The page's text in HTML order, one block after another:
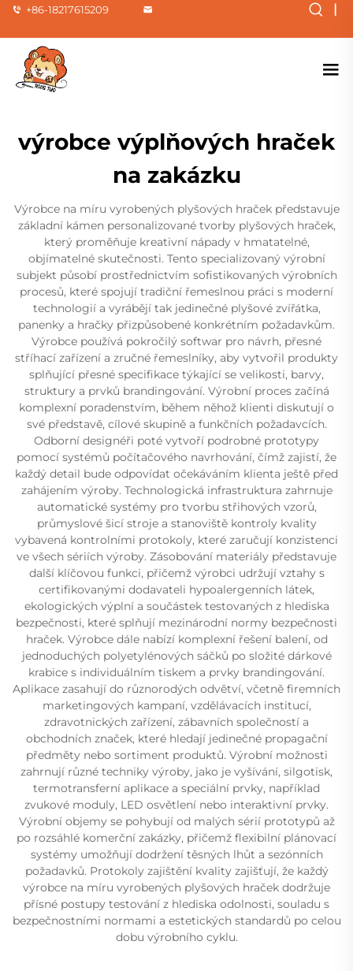
+86-18217615209 |
výrobce výplňových hraček
na zakázku
Výrobce na míru vyrobených plyšových hraček představuje
základní kámen personalizované tvorby plyšových hraček,
který proměňuje kreativní nápady v hmatatelné,
objímatelné skutečnosti. Tento specializovaný výrobní
subjekt působí prostřednictvím sofistikovaných výrobních
procesů, které spojují tradiční řemeslnou práci s moderní
technologií a vyrábějí tak jedinečné plyšové zvířátka,
panenky a hračky přizpůsobené konkrétním požadavkům.
Výrobce používá pokročilý softwar pro návrh, přesné
stříhací zařízení a zručné řemeslníky, aby vytvořil produkty
splňující přesné specifikace týkající se velikosti, barvy,
struktury a prvků brandingování. Výrobní proces začíná
komplexní poradenstvím, během něhož klienti diskutují o
své představě, cílové skupině a funkčních požadavcích.
Odborní designéři poté vytvoří podrobné prototypy
pomocí systémů počítačového navrhování, čímž zajistí, že
každý detail bude odpovídat očekáváním klienta ještě před
zahájením výroby. Technologická infrastruktura zahrnuje
automatické systémy pro tvorbu střihových vzorů,
průmyslové šicí stroje a stanoviště kontroly kvality
vybavená kontrolními protokoly, které zaručují konzistenci
ve všech sériích výroby. Zásobování materiály představuje
další klíčovou funkci, přičemž výrobci udržují vztahy s
certifikovanými dodavateli hypoalergenních látek,
ekologických výplní a součástek testovaných z hlediska
bezpečnosti, které splňují mezinárodní normy bezpečnosti
hraček. Výrobce dále nabízí komplexní řešení balení, od
jednoduchých polyetylénových sáčků po složité dárkové
krabice s individuálním tiskem a prvky brandingování.
Aplikace zasahují do různorodých odvětví, včetně firemních
marketingových kampaní, vzdělávacích institucí,
zdravotnických zařízení, zábavních společností a
obchodních značek, které hledají jedinečné propagační
předměty nebo sortiment produktů. Výrobní možnosti
zahrnují různé techniky výroby, jako je vyšívání, silgotisk,
termotransferní aplikace a speciální prvky, například
zvukové moduly, LED osvětlení nebo interaktivní prvky.
Výrobní objemy se pohybují od malých sérií prototypů až
po rozsáhlé komerční zakázky, přičemž flexibilní plánovací
systémy umožňují dodržení těsných lhůt a sezónních
požadavků. Protokoly zajištění kvality zajišťují, že každý
výrobce na míru vyrobených plyšových hraček dodržuje
přísné postupy testování z hlediska odolnosti, souladu s
bezpečnostními normami a estetických standardů po celou
dobu výrobního cyklu.